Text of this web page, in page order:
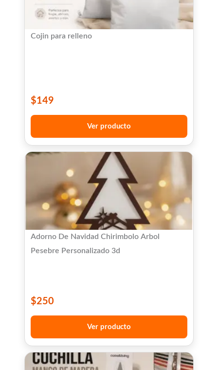
Cojin para relleno
$149
Ver producto
Adorno De Navidad Chirimbolo Arbol
Pesebre Personalizado 3d
$250
Ver producto